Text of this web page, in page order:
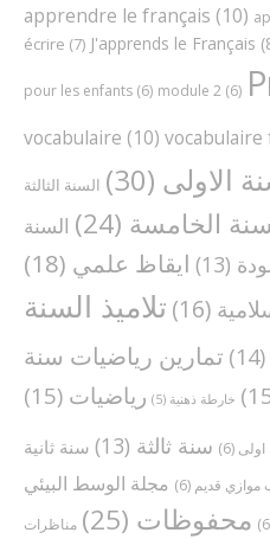
apprendre le français (10)
écrire (7) J'apprends le Français
pour les enfants (6) module 2 (6)
vocabulaire (10) vocabulaire
الاولى (30)
السنة الثالثة
الخامسة (24)
السنة
(13) ايقاظ علمي (18)
(16)
تلاميذ السنة
(14)
تمارين رياضيات سنة
خارطة ذهنية (5) رياضيات (15)
(6) سنة ثالثة (13)
سنة ثانية
موازي قديم (6)
مجلة الوسط البيئي
محفوظات (25)
مناظرات